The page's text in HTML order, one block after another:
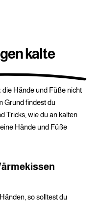
kalte
die Hände und Füße nicht
Grund findest du
Tricks, wie du an kalten
Hände und Füße
so solltest du